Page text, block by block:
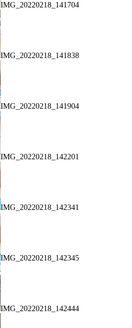
IMG_20220218_141704
IMG_20220218_141838
IMG_20220218_141904
IMG_20220218_142201
IMG_20220218_142341
IMG_20220218_142345
IMG_20220218_142444